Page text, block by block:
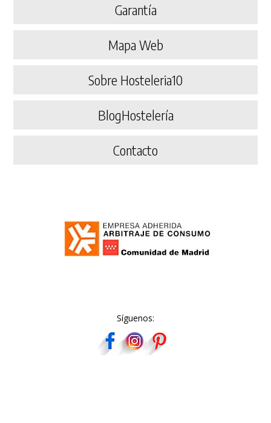
Garantía
Mapa Web
Sobre Hosteleria10
BlogHostelería
Contacto
Síguenos: